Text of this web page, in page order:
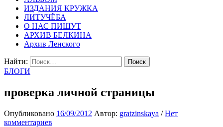
ИЗДАНИЯ КРУЖКА
ЛИТУЧЁБА
О НАС ПИШУТ
АРХИВ БЕЛКИНА
Архив Ленского
Найти:
БЛОГИ
проверка личной страницы
Опубликовано 16/09/2012 Автор: gratzinskaya /Нет
комментариев